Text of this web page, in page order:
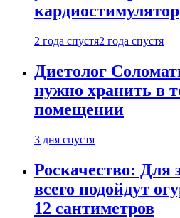
кардиостимулятор
2 года спустя2 года спустя
Диетолог
нужно хранить в
помещении
3 дня спустя
Роскачество: Для
всего подойдут
12 сантиметров